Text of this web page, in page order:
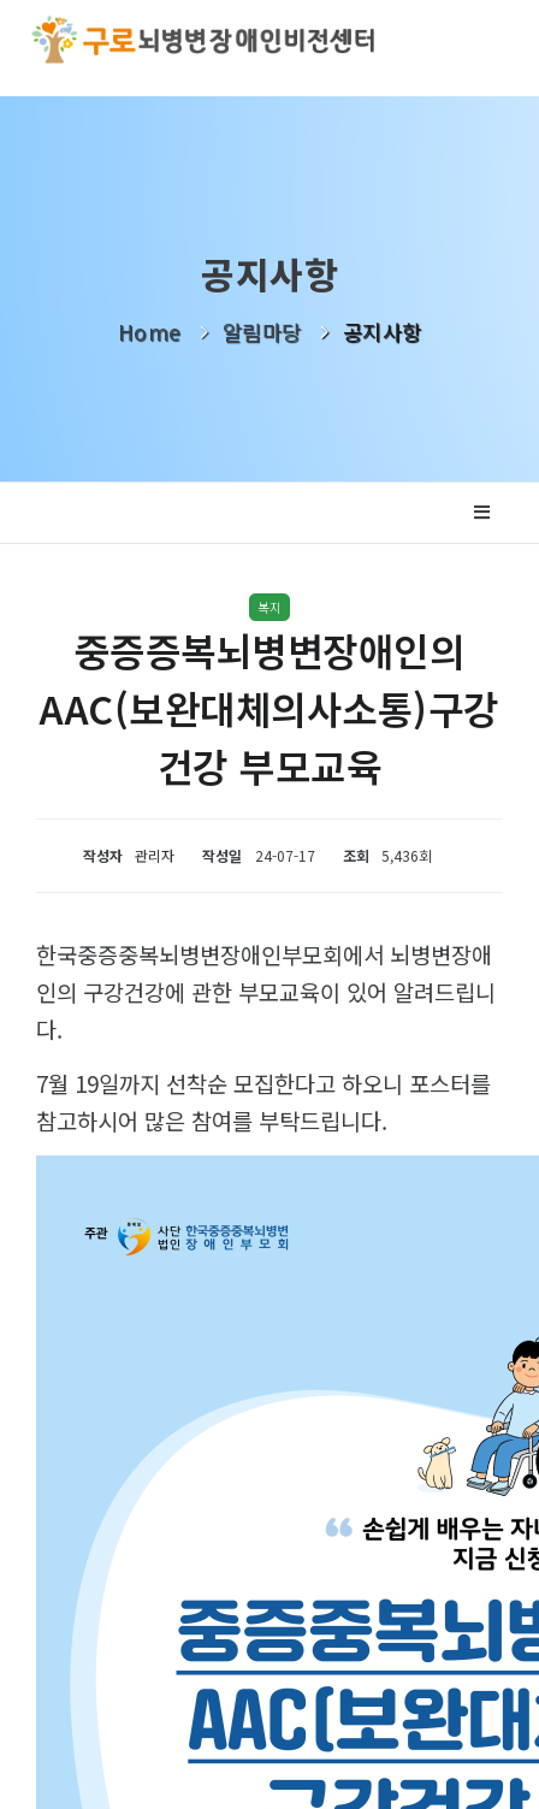
기관소개
공지사항
Home 알림마당 공지사항
복지
중증증복뇌병변장애인의
AAC(보완대체의사소통)구강
건강 부모교육
작성자 관리자 작성일 24-07-17 조회 5,436회
한국중증중복뇌병변장애인부모회에서 뇌병변장애
인의 구강건강에 관한 부모교육이 있어 알려드립니
다.
7월 19일까지 선착순 모집한다고 하오니 포스터를
참고하시어 많은 참여를 부탁드립니다.